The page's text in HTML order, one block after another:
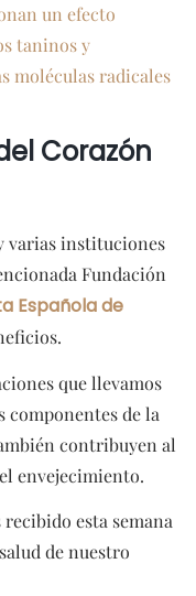
un efecto
taninos y
moléculas radicales
Corazón
varias instituciones
Fundación
Española de
que llevamos
componentes de la
contribuyen al
envejecimiento.
esta semana
de nuestro